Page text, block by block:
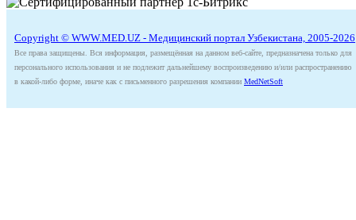
Copyright © WWW.MED.UZ - Медицинский портал Узбекистана, 2005-2026
Все права защищены. Вся информация, размещённая на данном веб-сайте, предназначена только для
персонального использования и не подлежит дальнейшему воспроизведению и/или распространению
в какой-либо форме, иначе как с письменного разрешения компании MedNetSoft